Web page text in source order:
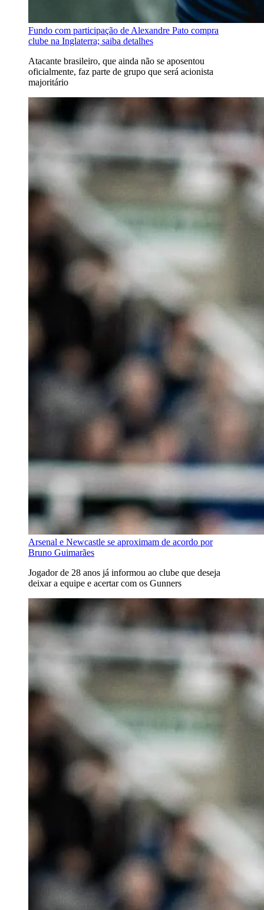
Fundo com participação de Alexandre Pato compra
clube na Inglaterra; saiba detalhes
Atacante brasileiro, que ainda não se aposentou
oficialmente, faz parte de grupo que será acionista
majoritário
Arsenal e Newcastle se aproximam de acordo por
Bruno Guimarães
Jogador de 28 anos já informou ao clube que deseja
deixar a equipe e acertar com os Gunners